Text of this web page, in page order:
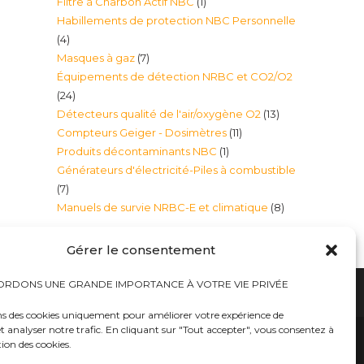
Gérer le consentement
UNE GRANDE IMPORTANCE À VOTRE VIE PRIVÉE
des cookies uniquement pour améliorer votre expérience de
analyser notre trafic. En cliquant sur "Tout accepter", vous consentez à
des cookies.
produit
Habillements de protection NBC Personnelle
44
produits
Masques à gaz 77
produits
Équipements de détection NRBC et CO2/O2
2424
produits
Détecteurs qualité de l'air/oxygène O2 1313
Compteurs Geiger - Dosimètres 1111
Produits décontaminants NBC 11
produit
Générateurs d'électricité-Piles à combustible
77
produits
Manuels de survie NRBC-E et climatique 88
Bureaux tables bunkers NRBC-E
médicales